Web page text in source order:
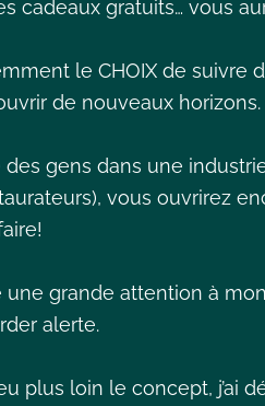
cadeaux gratuits… vous
le CHOIX de suivre
de nouveaux horizons.
des gens dans une
vous ouvrirez
une grande attention à
alerte.
plus loin le concept, j’ai